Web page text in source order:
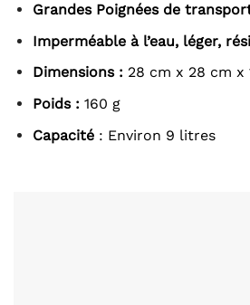
Grandes Poignées de
Imperméable à l’eau, léger,
Dimensions : 28 cm x 28 cm x
Poids : 160 g
Capacité: Environ 9 litres